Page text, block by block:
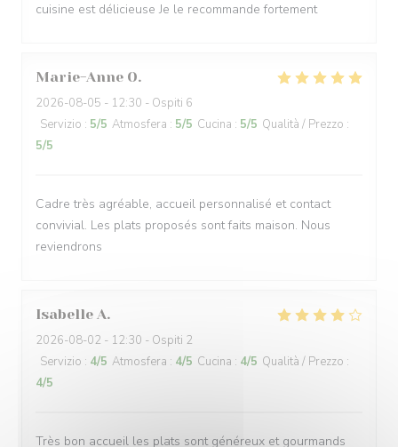
cuisine est délicieuse Je le recommande fortement
Marie-Anne O
2026-08-05 - 12:30 - Ospiti 6
Servizio : 5/5 Atmosfera : 5/5 Cucina : 5/5 Qualità / Prezzo :
5/5
Cadre très agréable, accueil personnalisé et contact
convivial. Les plats proposés sont faits maison. Nous
reviendrons
Isabelle A
2026-08-02 - 12:30 - Ospiti 2
Servizio : 4/5 Atmosfera : 4/5 Cucina : 4/5 Qualità / Prezzo :
4/5
Très bon accueil les plats sont généreux et gourmands